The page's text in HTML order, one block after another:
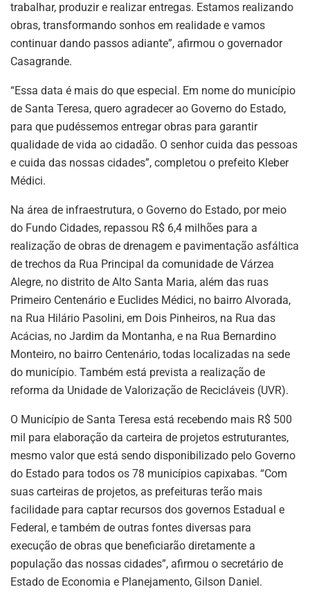
trabalhar, produzir e realizar entregas. Estamos realizando
obras, transformando sonhos em realidade e vamos
continuar dando passos adiante”, afirmou o governador
Casagrande.
“Essa data é mais do que especial. Em nome do município
de Santa Teresa, quero agradecer ao Governo do Estado,
para que pudéssemos entregar obras para garantir
qualidade de vida ao cidadão. O senhor cuida das pessoas
e cuida das nossas cidades”, completou o prefeito Kleber
Médici.
Na área de infraestrutura, o Governo do Estado, por meio
do Fundo Cidades, repassou R$ 6,4 milhões para a
realização de obras de drenagem e pavimentação asfáltica
de trechos da Rua Principal da comunidade de Várzea
Alegre, no distrito de Alto Santa Maria, além das ruas
Primeiro Centenário e Euclides Médici, no bairro Alvorada,
na Rua Hilário Pasolini, em Dois Pinheiros, na Rua das
Acácias, no Jardim da Montanha, e na Rua Bernardino
Monteiro, no bairro Centenário, todas localizadas na sede
do município. Também está prevista a realização de
reforma da Unidade de Valorização de Recicláveis (UVR).
O Município de Santa Teresa está recebendo mais R$ 500
mil para elaboração da carteira de projetos estruturantes,
mesmo valor que está sendo disponibilizado pelo Governo
do Estado para todos os 78 municípios capixabas. “Com
suas carteiras de projetos, as prefeituras terão mais
facilidade para captar recursos dos governos Estadual e
Federal, e também de outras fontes diversas para
execução de obras que beneficiarão diretamente a
população das nossas cidades”, afirmou o secretário de
Estado de Economia e Planejamento, Gilson Daniel.